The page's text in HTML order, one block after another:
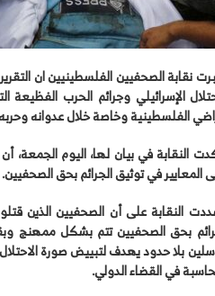
نقابة الصحفيين الفلسطينيين ان
الإسرائيلي وجرائم الحرب
الفلسطينية وخاصة خلال عدوانه
النقابة في بيان لها، اليوم الجمعة،
المعايير في توثيق الجرائم بحق الصحفيين.
النقابة على أن الصحفيين الذين
بحق الصحفيين تتم بشكل ممهنج
بلا حدود يهدف لتبييض صورة
في القضاء الدولي.